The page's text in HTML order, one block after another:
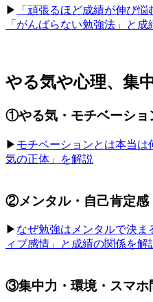
▶︎
「頑張るほど成績が伸び
「がんばらない勉強法」と
やる気や心理、集
①やる気・モチベーショ
▶︎ モチベーションとは本当は
気の正体」を解説
②メンタル・自己肯定感
▶︎ なぜ勉強はメンタルで決
ィブ感情」と成績の関係を解
③集中力・環境・スマホ